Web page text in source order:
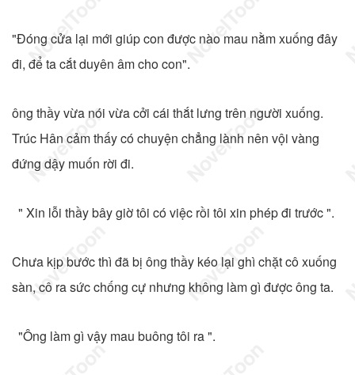
"Đóng cửa lại mới giúp con được nào mau nằm xuống đây
đi, để ta cắt duyên âm cho con".
ông thầy vừa nói vừa cởi cái thắt lưng trên người xuống.
Trúc Hân cảm thấy có chuyện chẳng lành nên vội vàng
đứng dậy muốn rời đi.
" Xin lỗi thầy bây giờ tôi có việc rồi tôi xin phép đi trước ".
Chưa kịp bước thì đã bị ông thầy kéo lại ghì chặt cô xuống
sàn, cô ra sức chống cự nhưng không làm gì được ông ta.
"Ông làm gì vậy mau buông tôi ra ".